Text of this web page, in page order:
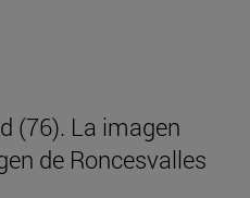
(76). La imagen
de Roncesvalles